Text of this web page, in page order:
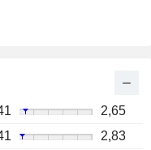
2,65
2,83